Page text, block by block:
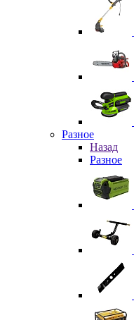
Разное
Назад
Разное